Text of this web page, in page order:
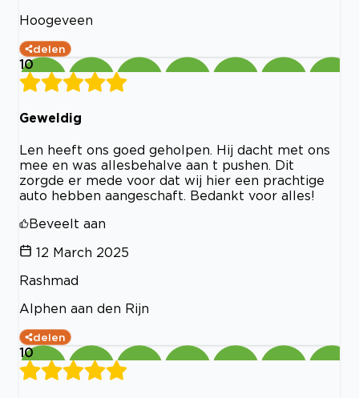
Hoogeveen
delen
10
Geweldig
Len heeft ons goed geholpen. Hij dacht met ons
mee en was allesbehalve aan t pushen. Dit
zorgde er mede voor dat wij hier een prachtige
auto hebben aangeschaft. Bedankt voor alles!
Beveelt aan
12 March 2025
Rashmad
Alphen aan den Rijn
delen
10